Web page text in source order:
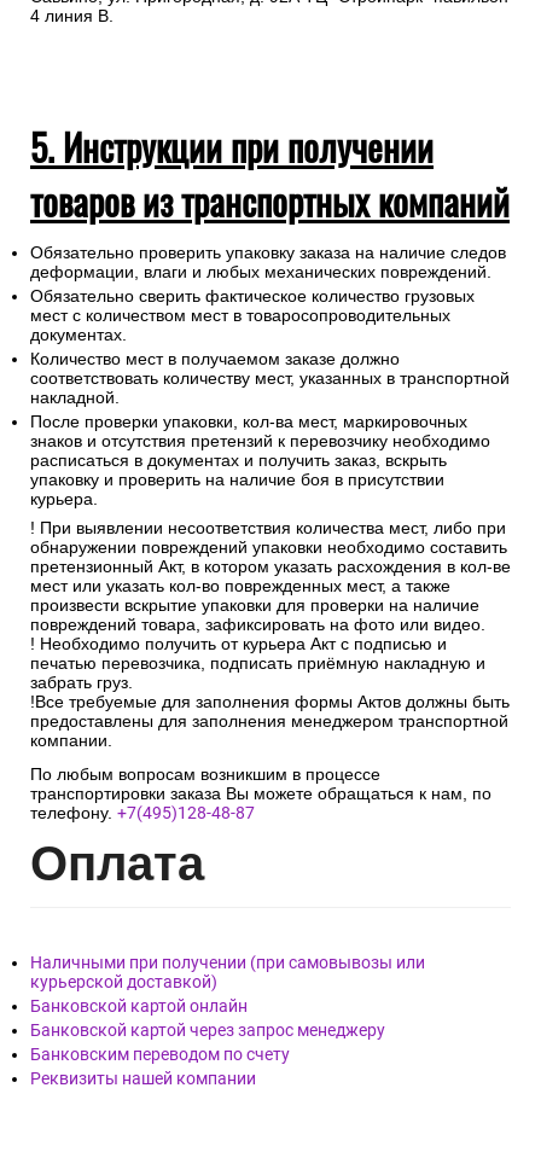
4 линия В.
5. Инструкции при получении
товаров из транспортных компаний
Обязательно проверить упаковку заказа на наличие следов
деформации, влаги и любых механических повреждений.
Обязательно сверить фактическое количество грузовых
мест с количеством мест в товаросопроводительных
документах.
Количество мест в получаемом заказе должно
соответствовать количеству мест, указанных в транспортной
накладной.
После проверки упаковки, кол-ва мест, маркировочных
знаков и отсутствия претензий к перевозчику необходимо
расписаться в документах и получить заказ, вскрыть
упаковку и проверить на наличие боя в присутствии
курьера.
! При выявлении несоответствия количества мест, либо при
обнаружении повреждений упаковки необходимо составить
претензионный Акт, в котором указать расхождения в кол-ве
мест или указать кол-во поврежденных мест, а также
произвести вскрытие упаковки для проверки на наличие
повреждений товара, зафиксировать на фото или видео.
! Необходимо получить от курьера Акт с подписью и
печатью перевозчика, подписать приёмную накладную и
забрать груз.
!Все требуемые для заполнения формы Актов должны быть
предоставлены для заполнения менеджером транспортной
компании.
По любым вопросам возникшим в процессе
транспортировки заказа Вы можете обращаться к нам, по
телефону. +7(495)128-48-87
Оплата
Наличными при получении (при самовывозы или
курьерской доставкой)
Банковской картой онлайн
Банковской картой через запрос менеджеру
Банковским переводом по счету
Реквизиты нашей компании